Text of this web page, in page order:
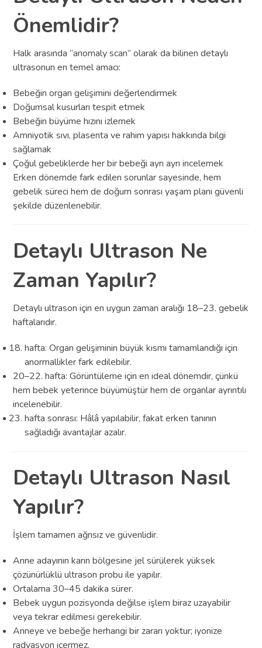
Önemlidir?
Halk arasında “anomaly scan” olarak da bilinen detaylı
ultrasonun en temel amacı:
Bebeğin organ gelişimini değerlendirmek
Doğumsal kusurları tespit etmek
Bebeğin büyüme hızını izlemek
Amniyotik sıvı, plasenta ve rahim yapısı hakkında bilgi
sağlamak
Çoğul gebeliklerde her bir bebeği ayrı ayrı incelemek
Erken dönemde fark edilen sorunlar sayesinde, hem
gebelik süreci hem de doğum sonrası yaşam planı güvenli
şekilde düzenlenebilir.
Detaylı Ultrason Ne
Zaman Yapılır?
Detaylı ultrason için en uygun zaman aralığı 18–23. gebelik
haftalarıdır.
hafta: Organ gelişiminin büyük kısmı tamamlandığı için
anormallikler fark edilebilir.
20–22. hafta: Görüntüleme için en ideal dönemdir, çünkü
hem bebek yeterince büyümüştür hem de organlar ayrıntılı
incelenebilir.
hafta sonrası: Hâlâ yapılabilir, fakat erken tanının
sağladığı avantajlar azalır.
Detaylı Ultrason Nasıl
Yapılır?
İşlem tamamen ağrısız ve güvenlidir.
Anne adayının karın bölgesine jel sürülerek yüksek
çözünürlüklü ultrason probu ile yapılır.
Ortalama 30–45 dakika sürer.
Bebek uygun pozisyonda değilse işlem biraz uzayabilir
veya tekrar edilmesi gerekebilir.
Anneye ve bebeğe herhangi bir zararı yoktur; iyonize
radyasyon içermez.